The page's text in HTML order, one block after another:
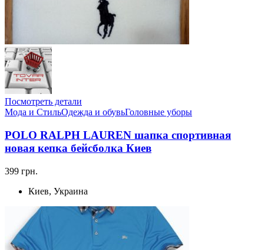
Посмотреть детали
Мода и СтильОдежда и обувьГоловные уборы
POLO RALPH LAUREN шапка спортивная
новая кепка бейсболка Киев
399 грн.
Киев, Украина